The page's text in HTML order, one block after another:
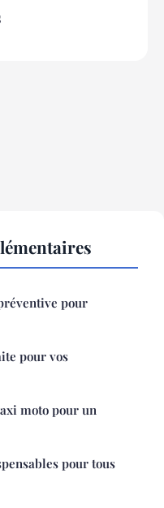
pour
pour vos
moto pour un
pour tous